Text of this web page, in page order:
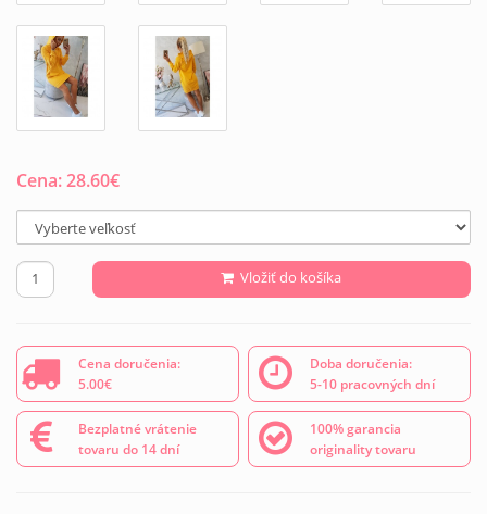
Cena:28.60€
Vložiť do košíka
Cena doručenia:
5.00€
Doba doručenia:
5-10 pracovných dní
Bezplatné vrátenie
tovaru do 14 dní
100% garancia
originality tovaru